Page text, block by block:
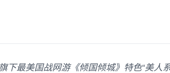
最美国战网游《倾国倾城》特色“美人